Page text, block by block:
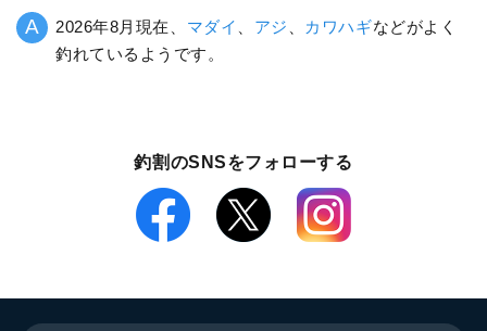
2026年8月現在、 マダイ アジ カワハギなどがよく
釣れているようです。
釣割のSNSをフォローする